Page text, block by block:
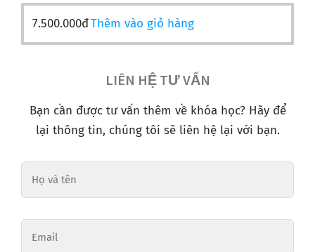
7.500.000đThêm vào giỏ hàng
LIÊN HỆ TƯ VẤN
Bạn cần được tư vấn thêm về khóa học? Hãy để
lại thông tin, chúng tôi sẽ liên hệ lại với bạn.